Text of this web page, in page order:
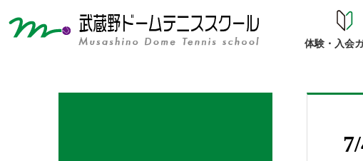
体験・入会